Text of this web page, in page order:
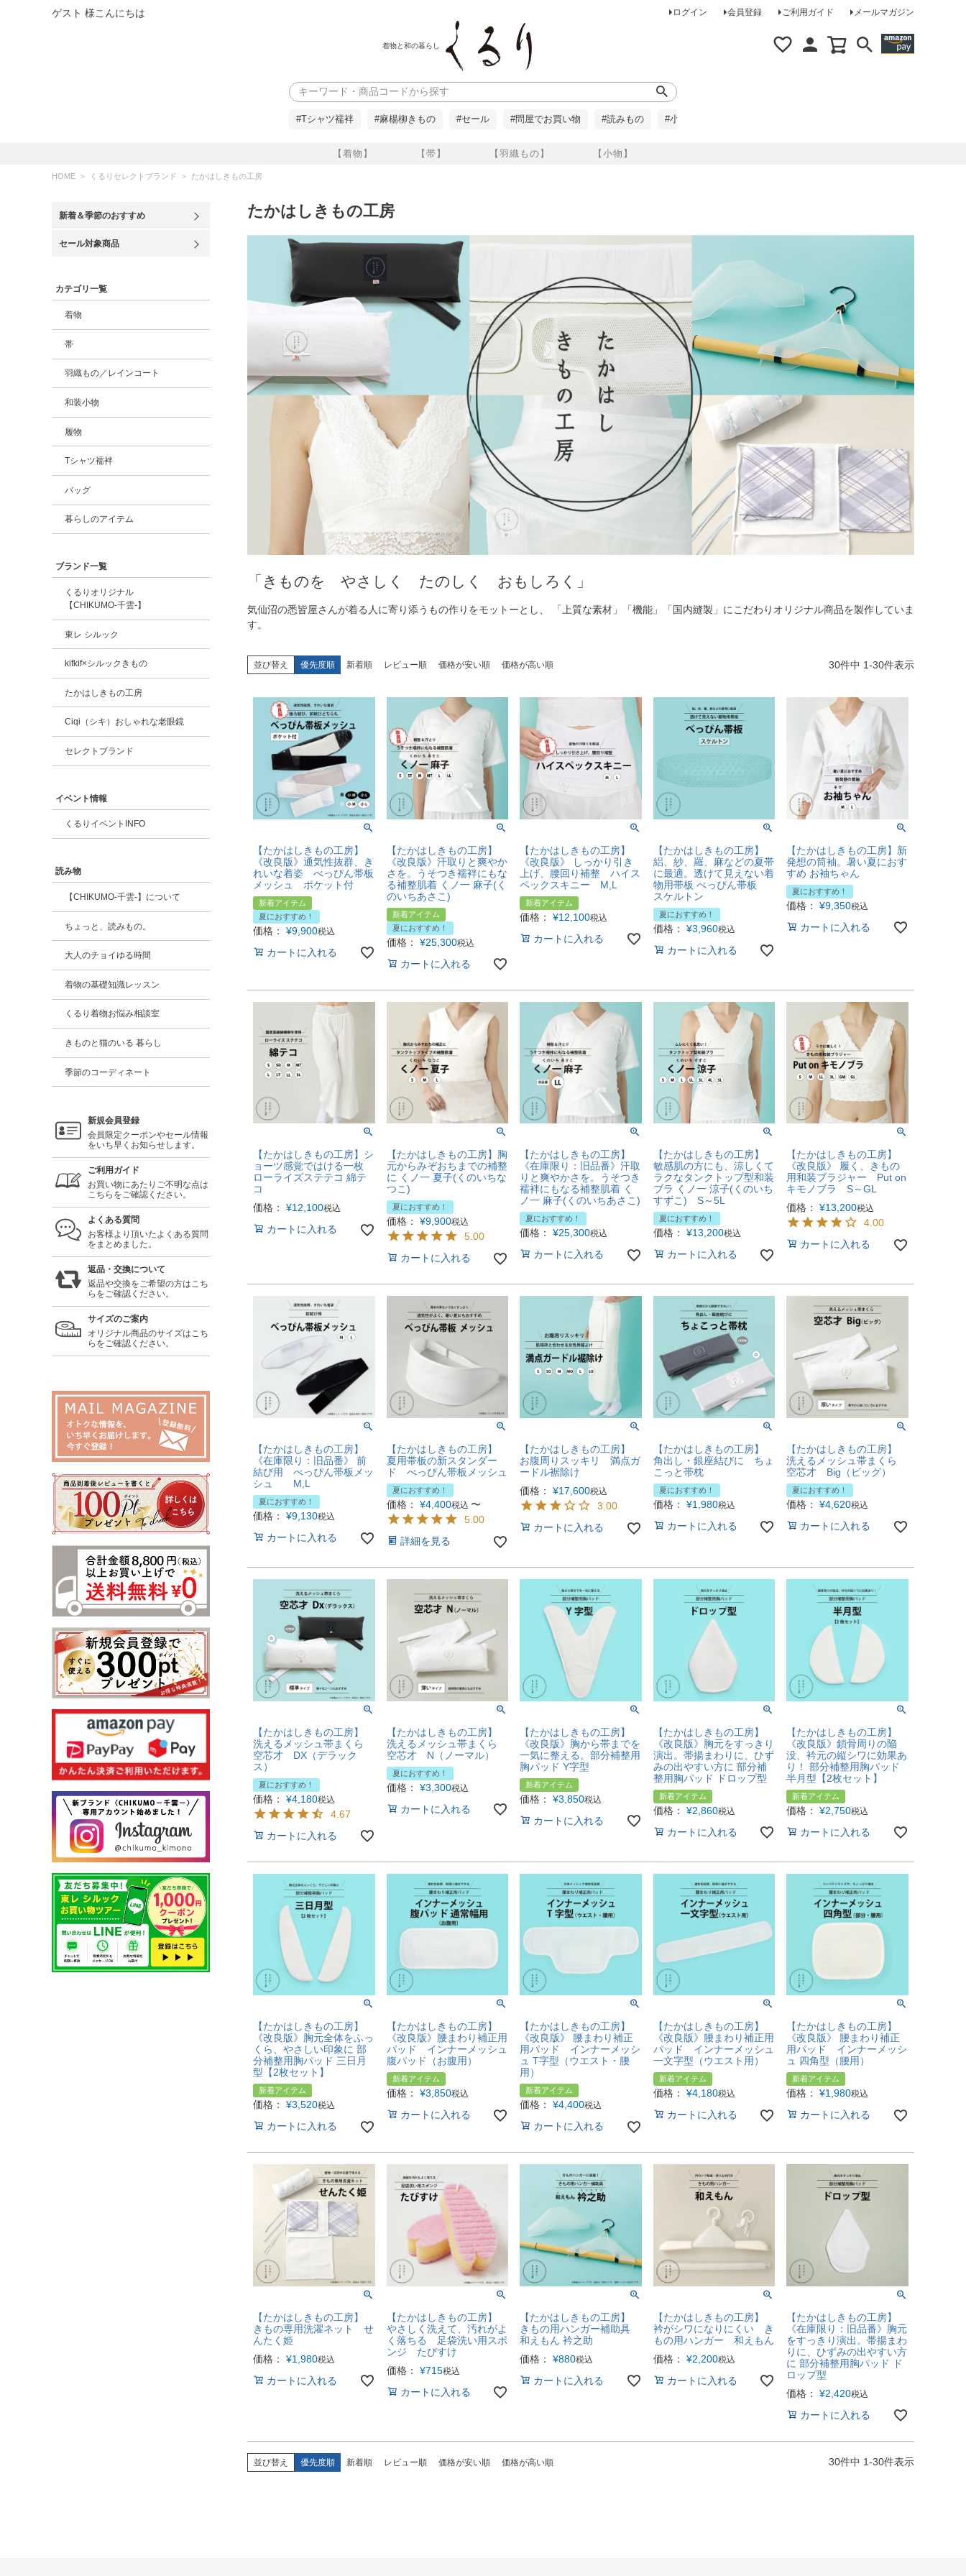
ゲスト 様こんにちは ログイン 会員登録 ご利用ガイド メールマガジン
着物と和の暮らし
【着物】 【帯】 【羽織もの】 【小物】
検索
#Tシャツ襦袢 #麻楊柳きもの #セール #問屋でお買い物 #読みもの #小柄な方に
HOME くるりセレクトブランド たかはしきもの工房
新着＆季節のおすすめ
セール対象商品
カテゴリ一覧
着物
帯
羽織もの／レインコート
和装小物
履物
Tシャツ襦袢
バッグ
暮らしのアイテム
ブランド一覧
くるりオリジナル
【CHIKUMO-千雲-】
東レ シルック
kifkif×シルックきもの
たかはしきもの工房
Ciqi（シキ）おしゃれな老眼鏡
セレクトブランド
イベント情報
くるりイベントINFO
読み物
【CHIKUMO-千雲-】について
ちょっと、読みもの。
大人のチョイゆる時間
着物の基礎知識レッスン
くるり着物お悩み相談室
きものと猫のいる 暮らし
季節のコーディネート
新規会員登録
会員限定クーポンやセール情報
をいち早くお知らせします。
ご利用ガイド
お買い物にあたりご不明な点は
こちらをご確認ください。
よくある質問
お客様より頂いたよくある質問
をまとめました。
返品・交換について
返品や交換をご希望の方はこち
らをご確認ください。
サイズのご案内
オリジナル商品のサイズはこち
らをご確認ください。
たかはしきもの工房
「きものを やさしく たのしく おもしろく」
気仙沼の悉皆屋さんが着る人に寄り添うもの作りをモットーとし、 「上質な素材」「機能」「国内縫製」にこだわりオリジナル商品を製作していま
す。
並び替え 優先度順 新着順 レビュー順 価格が安い順 価格が高い順 30件中 1-30件表示
【たかはしきもの工房】
《改良版》通気性抜群、き
れいな着姿 べっぴん帯板
メッシュ ポケット付
新着アイテム
夏におすすめ！
価格： ¥9,900税込
カートに入れる
【たかはしきもの工房】
《改良版》汗取りと爽やか
さを。うそつき襦袢にもな
る補整肌着 くノ一 麻子(く
のいちあさこ)
新着アイテム
夏におすすめ！
価格： ¥25,300税込
カートに入れる
【たかはしきもの工房】
《改良版》 しっかり引き
上げ、腰回り補整 ハイス
ペックスキニー M,L
新着アイテム
価格： ¥12,100税込
カートに入れる
【たかはしきもの工房】
絽、紗、羅、麻などの夏帯
に最適。透けて見えない着
物用帯板 べっぴん帯板
スケルトン
夏におすすめ！
価格： ¥3,960税込
カートに入れる
【たかはしきもの工房】新
発想の筒袖。暑い夏におす
すめ お袖ちゃん
夏におすすめ！
価格： ¥9,350税込
カートに入れる
【たかはしきもの工房】シ
ョーツ感覚ではける一枚
ローライズステテコ 綿テ
コ
価格：
¥12,100税込
カートに入れる
【たかはしきもの工房】胸
元からみぞおちまでの補整
に くノ一 夏子(くのいちな
つこ)
夏におすすめ！
価格： ¥9,900税込
5.00
カートに入れる
【たかはしきもの工房】
《在庫限り：旧品番》汗取
りと爽やかさを。うそつき
襦袢にもなる補整肌着 く
ノ一 麻子(くのいちあさこ)
夏におすすめ！
価格： ¥25,300税込
カートに入れる
【たかはしきもの工房】
敏感肌の方にも、涼しくて
ラクなタンクトップ型和装
ブラ くノ一 涼子(くのいち
すずこ) S～5L
夏におすすめ！
価格： ¥13,200税込
カートに入れる
【たかはしきもの工房】
《改良版》 履く、きもの
用和装ブラジャー Put on
キモノブラ S～GL
価格：
¥13,200税込
4.00
カートに入れる
【たかはしきもの工房】
《在庫限り：旧品番》 前
結び用 べっぴん帯板メッ
シュ M,L
夏におすすめ！
価格： ¥9,130税込
カートに入れる
【たかはしきもの工房】
夏用帯板の新スタンダー
ド べっぴん帯板メッシュ
夏におすすめ！
価格： ¥4,400税込 〜
5.00
詳細を見る
【たかはしきもの工房】
お腹周りスッキリ 満点ガ
ードル裾除け
価格：
¥17,600税込
3.00
カートに入れる
【たかはしきもの工房】
角出し・銀座結びに ちょ
こっと帯枕
夏におすすめ！
価格： ¥1,980税込
カートに入れる
【たかはしきもの工房】
洗えるメッシュ帯まくら
空芯才 Big（ビッグ）
夏におすすめ！
価格： ¥4,620税込
カートに入れる
【たかはしきもの工房】
洗えるメッシュ帯まくら
空芯才 DX（デラック
ス）
夏におすすめ！
価格： ¥4,180税込
4.67
カートに入れる
【たかはしきもの工房】
洗えるメッシュ帯まくら
空芯才 N（ノーマル）
夏におすすめ！
価格： ¥3,300税込
カートに入れる
【たかはしきもの工房】
《改良版》胸から帯までを
一気に整える。部分補整用
胸パッド Y字型
新着アイテム
価格： ¥3,850税込
カートに入れる
【たかはしきもの工房】
《改良版》胸元をすっきり
演出。帯揚まわりに、ひず
みの出やすい方に 部分補
整用胸パッド ドロップ型
新着アイテム
価格： ¥2,860税込
カートに入れる
【たかはしきもの工房】
《改良版》鎖骨周りの陥
没、衿元の縦シワに効果あ
り！ 部分補整用胸パッド
半月型【2枚セット】
新着アイテム
価格： ¥2,750税込
カートに入れる
【たかはしきもの工房】
《改良版》胸元全体をふっ
くら、やさしい印象に 部
分補整用胸パッド 三日月
型【2枚セット】
新着アイテム
価格： ¥3,520税込
カートに入れる
【たかはしきもの工房】
《改良版》腰まわり補正用
パッド インナーメッシュ
腹パッド（お腹用）
新着アイテム
価格： ¥3,850税込
カートに入れる
【たかはしきもの工房】
《改良版》 腰まわり補正
用パッド インナーメッシ
ュ T字型（ウエスト・腰
用）
新着アイテム
価格： ¥4,400税込
カートに入れる
【たかはしきもの工房】
《改良版》腰まわり補正用
パッド インナーメッシュ
一文字型（ウエスト用）
新着アイテム
価格： ¥4,180税込
カートに入れる
【たかはしきもの工房】
《改良版》 腰まわり補正
用パッド インナーメッシ
ュ 四角型（腰用）
新着アイテム
価格： ¥1,980税込
カートに入れる
【たかはしきもの工房】
きもの専用洗濯ネット せ
んたく姫
価格：
¥1,980税込
カートに入れる
【たかはしきもの工房】
やさしく洗えて、汚れがよ
く落ちる 足袋洗い用スポ
ンジ たびすけ
価格：
¥715税込
カートに入れる
【たかはしきもの工房】
きもの用ハンガー補助具
和えもん 衿之助
価格：
¥880税込
カートに入れる
【たかはしきもの工房】
衿がシワになりにくい き
もの用ハンガー 和えもん
価格：
¥2,200税込
カートに入れる
【たかはしきもの工房】
《在庫限り：旧品番》胸元
をすっきり演出。帯揚まわ
りに、ひずみの出やすい方
に 部分補整用胸パッド ド
ロップ型
価格：
¥2,420税込
カートに入れる
並び替え 優先度順 新着順 レビュー順 価格が安い順 価格が高い順 30件中 1-30件表示